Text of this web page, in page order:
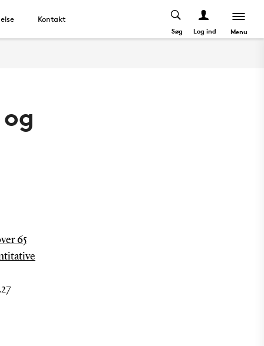
Kontakt
Søg Log ind Menu
65